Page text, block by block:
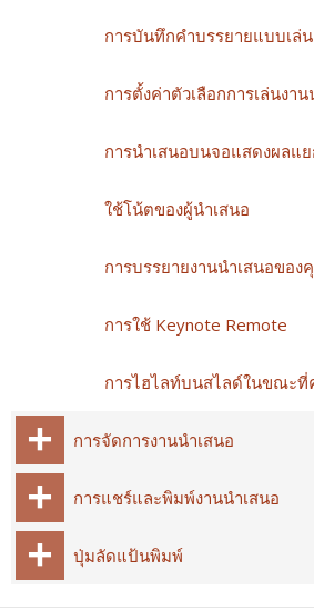
การบันทึกคำบรรยายแบบเล่น
การตั้งค่าตัวเลือกการเล่นงาน
การนำเสนอบนจอแสดงผลแ
ใช้โน้ตของผู้นำเสนอ
การบรรยายงานนำเสนอของ
การใช้ Keynote Remote
การไฮไลท์บนสไลด์ในขณะ
การจัดการงานนำเสนอ
การแชร์และพิมพ์งานนำเสนอ
ปุ่มลัดแป้นพิมพ์